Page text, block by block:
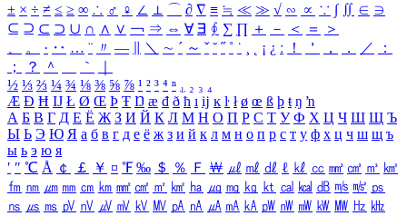
± × ÷ ≠ ≤ ≥ ∞ ∴ ♂ ♀ ∠ ⊥ ⌒ ∂ ∇ ≡ ≒ ≪ ≫ √ ∽ ∝ ∵ ∫ ∬ ∈ ∋
⊆ ⊇ ⊂ ⊃ ∪ ∩ ∧ ∨ ￢ ⇒ ⇔ ∀ ∃ ∮ ∑ ∏ ＋ － ＜ ＝
＞
、
。 · ‥ … ¨ 〃 ― ＼ ∼ ´ ～ ˇ ˘ ˝ ˚ ˙ ¸ ¡ ¿ ː ！ ＇ ， ． ／
：
；
？ ＾ ｀
½ ⅓ ⅔ ¼ ¾ ⅛ ⅜ ⅝ ⅞ ¹ ² ³ ⁴ ⁿ ₁ ₂ ₃ ₄
Æ Ð Ħ Ĳ Ł Ø Œ Þ Ŧ Ŋ æ đ ð ħ ı ĳ ĸ ŀ ł ø œ ß þ ŧ ŋ ŉ
А Б В Г Д Е Ё Ж З И Й К Л М Н О П Р С Т У Ф Х Ц Ч Ш Щ Ъ
Ы Ь Э Ю Я а б в г д е ё ж з и й к л м н о п р с т у ф х ц ч ш щ ъ
ы ь э ю я
′ ″ ℃ Å ￠ ￡ ￥ ¤ ℉ ‰ ＄ ％ Ｆ ￦ ㎕ ㎖ ㎗ ℓ ㎘ ㏄ ㎣ ㎤ ㎥ ㎦
㎙ ㎚ ㎛ ㎜ ㎝ ㎞ ㎟ ㎠ ㎡ ㎢ ㏊ ㎍ ㎎ ㎏ ㏏ ㎈ ㎉ ㏈ ㎧ ㎨ ㎰
㎱ ㎲ ㎳ ㎴ ㎵ ㎶ ㎷ ㎸ ㎹ ㎀ ㎁ ㎂ ㎃ ㎄ ㎺ ㎻ ㎽ ㎾ ㎿ ㎐ ㎑